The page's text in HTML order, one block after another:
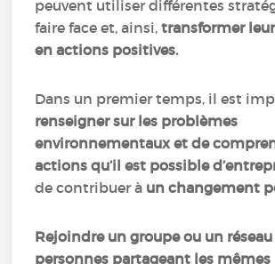
peuvent utiliser différentes
faire face et, ainsi,transformer
en actions positives.
Dans un premier temps, il est
renseigner sur les problèmes
environnementaux et de
actions qu’il est possible
de contribuer à un changement
Rejoindre un groupe ou un
personnes partageant les mêmes